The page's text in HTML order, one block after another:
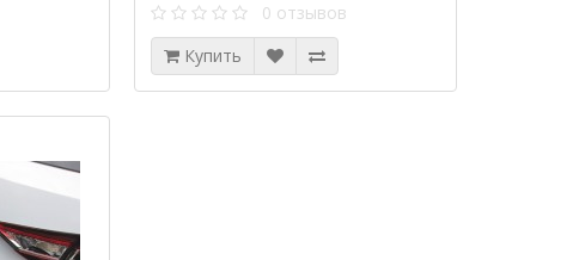
0 отзывов
Купить